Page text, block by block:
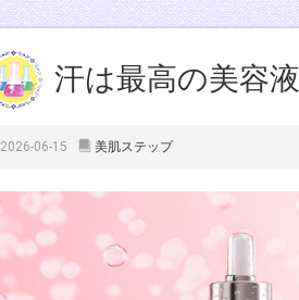
汗は最高の美容液
2026-06-15 美肌ステップ